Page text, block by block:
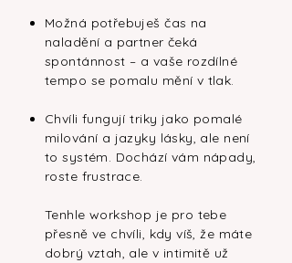
Možná potřebuješ čas na
naladění a partner čeká
spontánnost – a vaše rozdílné
tempo se pomalu mění v tlak.
Chvíli fungují triky jako pomalé
milování a jazyky lásky, ale není
to systém. Dochází vám nápady,
roste frustrace.
Tenhle workshop je pro tebe
přesně ve chvíli, kdy víš, že máte
dobrý vztah, ale v intimitě už